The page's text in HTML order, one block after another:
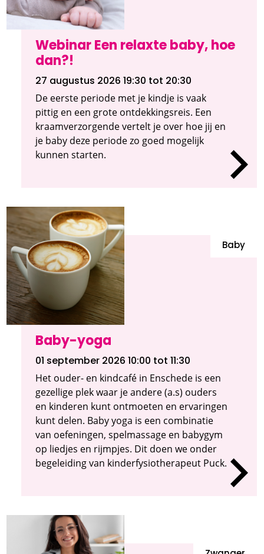
Webinar Een relaxte baby, hoe
dan?!
27 augustus 2026 19:30 tot 20:30
De eerste periode met je kindje is vaak
pittig en een grote ontdekkingsreis. Een
kraamverzorgende vertelt je over hoe jij en
je baby deze periode zo goed mogelijk
kunnen starten.
Baby-yoga
Baby
01 september 2026 10:00 tot 11:30
Het ouder- en kindcafé in Enschede is een
gezellige plek waar je andere (a.s) ouders
en kinderen kunt ontmoeten en ervaringen
kunt delen. Baby yoga is een combinatie
van oefeningen, spelmassage en babygym
op liedjes en rijmpjes. Dit doen we onder
begeleiding van kinderfysiotherapeut Puck.